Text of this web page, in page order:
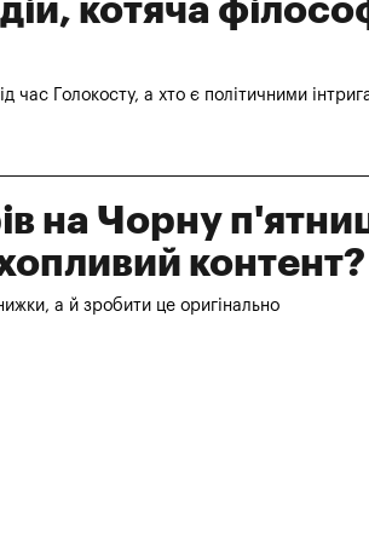
котяча
час Голокосту, а хто є політичними
на Чорну
контент?
а й зробити це оригінально